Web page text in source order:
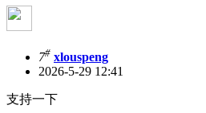
7# xlouspeng
2026-5-29 12:41
支持一下